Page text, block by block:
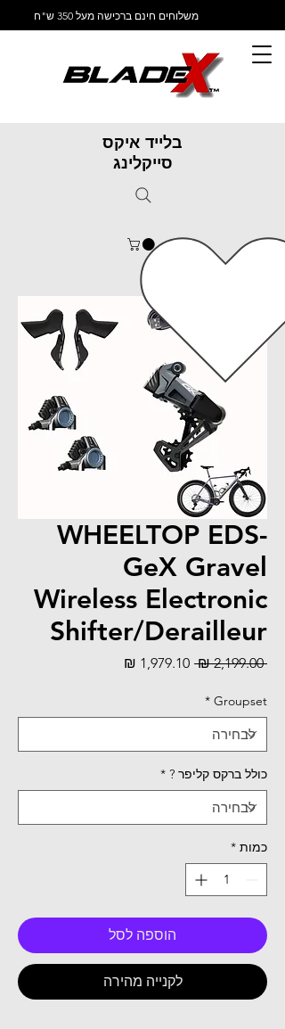
משלוחים חינם ברכישה מעל 350 ש"ח
בלייד איקס
סייקלינג
WHEELTOP EDS-
GeX Gravel
Wireless Electronic
Shifter/Derailleur
‏2,199.00 ‏₪
מחיר
Groupset
*
כולל ברקס קליפר ? *
כמות *
הוספה לסל
לקנייה מהירה